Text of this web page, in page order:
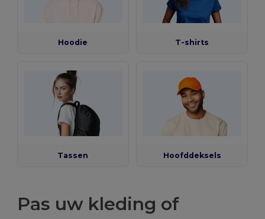
Hoodie T-shirts
Tassen Hoofddeksels
Pas uw kleding of